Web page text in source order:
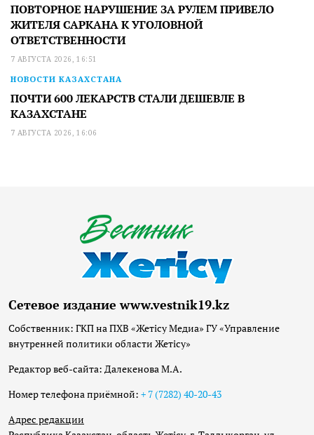
ПОВТОРНОЕ НАРУШЕНИЕ ЗА РУЛЕМ ПРИВЕЛО
ЖИТЕЛЯ САРКАНА К УГОЛОВНОЙ
ОТВЕТСТВЕННОСТИ
7 АВГУСТА 2026, 16:51
НОВОСТИ КАЗАХСТАНА
ПОЧТИ 600 ЛЕКАРСТВ СТАЛИ ДЕШЕВЛЕ В
КАЗАХСТАНЕ
7 АВГУСТА 2026, 16:06
Сетевое издание www.vestnik19.kz
Собственник: ГКП на ПХВ «Жетісу Медиа» ГУ «Управление
внутренней политики области Жетісу»
Редактор веб-сайта: Далекенова М.А.
Номер телефона приёмной: + 7 (7282) 40-20-43
Адрес редакции